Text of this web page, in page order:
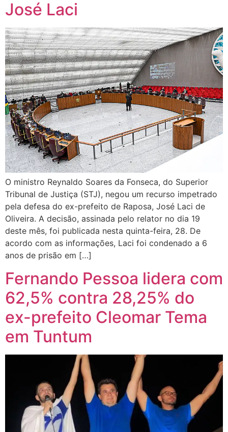
José Laci
O ministro Reynaldo Soares da Fonseca, do Superior
Tribunal de Justiça (STJ), negou um recurso impetrado
pela defesa do ex-prefeito de Raposa, José Laci de
Oliveira. A decisão, assinada pelo relator no dia 19
deste mês, foi publicada nesta quinta-feira, 28. De
acordo com as informações, Laci foi condenado a 6
anos de prisão em […]
Fernando Pessoa lidera com
62,5% contra 28,25% do
ex-prefeito Cleomar Tema
em Tuntum